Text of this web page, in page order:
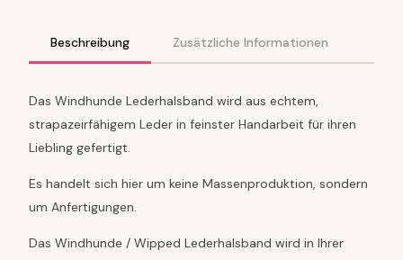
Beschreibung Zusätzliche Informationen
Das Windhunde Lederhalsband wird aus echtem,
strapazeirfähigem Leder in feinster Handarbeit für ihren
Liebling gefertigt.
Es handelt sich hier um keine Massenproduktion, sondern
um Anfertigungen.
Das Windhunde / Wipped Lederhalsband wird in Ihrer